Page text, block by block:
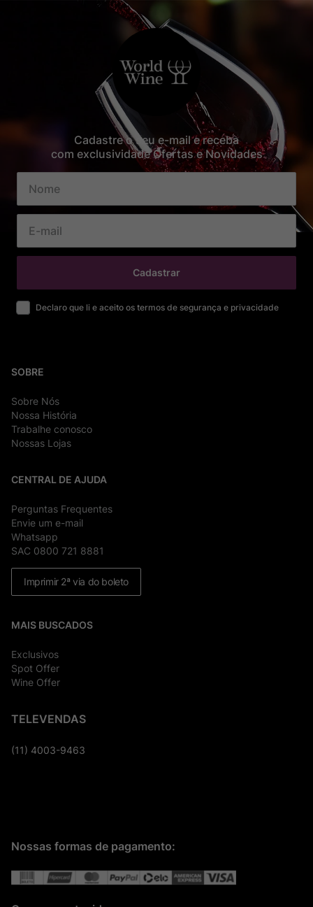
Cadastre o seu e-mail e receba
com exclusividade Ofertas e Novidades
Cadastrar
Declaro que li e aceito os termos de segurança e privacidade
SOBRE
Sobre Nós
Nossa História
Trabalhe conosco
Nossas Lojas
CENTRAL DE AJUDA
Perguntas Frequentes
Envie um e-mail
Whatsapp
SAC 0800 721 8881
Imprimir 2ª via do boleto
MAIS BUSCADOS
Exclusivos
Spot Offer
Wine Offer
TELEVENDAS
(11) 4003-9463
Nossas formas de pagamento: